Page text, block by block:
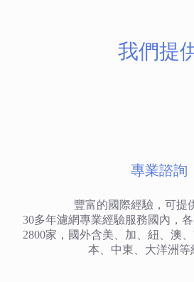
我們提
專業諮詢
豐富的國際經驗，可提
30多年濾網專業經驗服務國內，
2800家，國外含美、加、紐、澳
本、中東、大洋洲等